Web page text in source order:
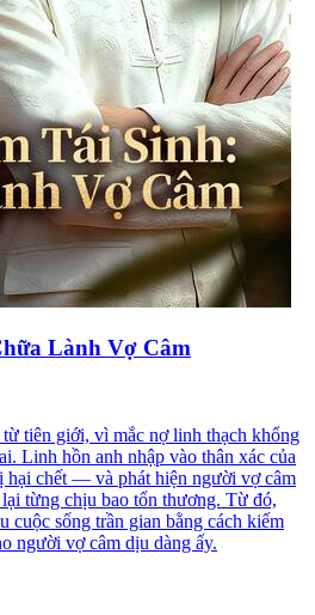
Lành Vợ Câm
tiên giới, vì mắc nợ linh thạch khổng
Linh hồn anh nhập vào thân xác của
hại chết — và phát hiện người vợ câm
từng chịu bao tổn thương. Từ đó,
cuộc sống trần gian bằng cách kiếm
người vợ câm dịu dàng ấy.